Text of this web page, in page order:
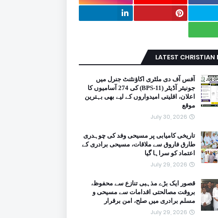
LATEST CHRISTIAN
آفس آف دی ملٹری اکاؤنٹنٹ جنرل میں
جونیئر آڈیٹر (BPS-11) کی 274 آسامیوں کا
اعلان، اقلیتی امیدواروں کے لیے بھی بہترین
موقع
July 30, 2026
تاریخی کامیابی پر مسیحی وفد کی چوہدری
طارق فاروق سے ملاقات، مسیحی برادری کے
اعتماد کو سراہا گیا
July 29, 2026
قصور ایک بڑے مذہبی تنازع سے محفوظ،
بروقت مصالحتی اقدامات سے مسیحی و
مسلم برادری میں صلح، امن برقرار
July 29, 2026